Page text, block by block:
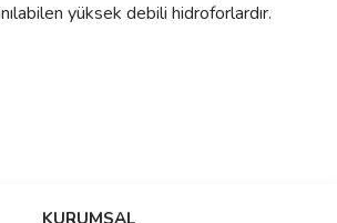
yüksek debili hidroforlardır.
Bu ürüne ilk yorumu siz yapın!
hakkında henüz soru sorulmamış.